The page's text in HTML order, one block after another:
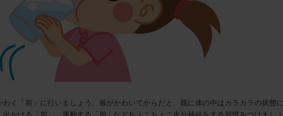
わく「前」に行いましょう。喉がかわいてからだと、既に体の中はカラカラの状態に